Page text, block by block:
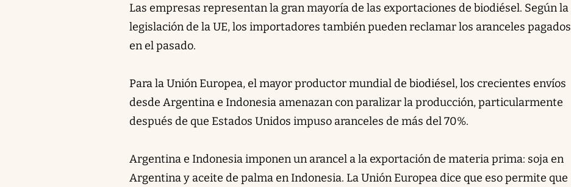
Las empresas representan la gran mayoría de las exportaciones de biodiésel. Según la
legislación de la UE, los importadores también pueden reclamar los aranceles pagados
en el pasado.
Para la Unión Europea, el mayor productor mundial de biodiésel, los crecientes envíos
desde Argentina e Indonesia amenazan con paralizar la producción, particularmente
después de que Estados Unidos impuso aranceles de más del 70%.
Argentina e Indonesia imponen un arancel a la exportación de materia prima: soja en
Argentina y aceite de palma en Indonesia. La Unión Europea dice que eso permite que